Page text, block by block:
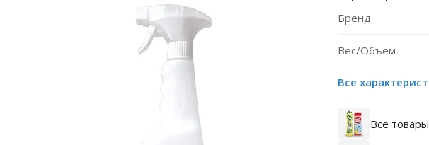
Бренд
Вес/Объем
Все
Все товары